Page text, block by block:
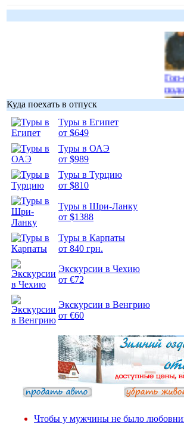
Куда поехать в отпуск
Туры в Египет
от $649
Туры в ОАЭ
от $989
Туры в Турцию
от $810
Туры в Шри-Ланку
от $1388
Туры в Карпаты
от 840 грн.
Экскурсии в Чехию
от €72
Экскурсии в Венгрию
от €60
Чтобы у мужчины не было